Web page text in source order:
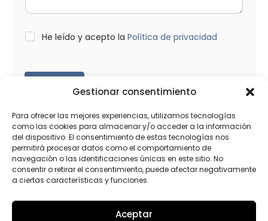
Gestionar consentimiento
Para ofrecer las mejores experiencias, utilizamos tecnologías
como las cookies para almacenar y/o acceder a la información
del dispositivo. El consentimiento de estas tecnologías nos
permitirá procesar datos como el comportamiento de
navegación o las identificaciones únicas en este sitio. No
consentir o retirar el consentimiento, puede afectar negativamente
a ciertas características y funciones.
Aceptar
j
M
e
a
L
*
He leído y acepto la Política de privacidad
Productos relacionados